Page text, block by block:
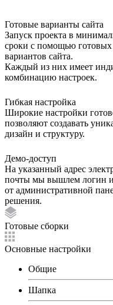
Готовые варианты сайта
Запуск проекта в
сроки с помощью готовых
вариантов сайта.
Каждый из них имеет
комбинацию настроек.
Гибкая настройка
Широкие настройки
позволяют создавать
дизайн и структуру.
Демо-доступ
На указанный адрес
почты мы вышлем логин
от административной
решения.
Готовые сборки
Основные настройки
Общие
Шапка